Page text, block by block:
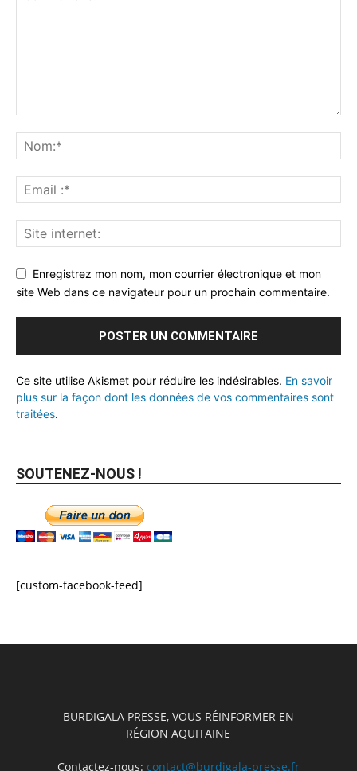
Enregistrez mon nom, mon courrier électronique et mon
site Web dans ce navigateur pour un prochain commentaire.
Ce site utilise Akismet pour réduire les indésirables. En savoir
plus sur la façon dont les données de vos commentaires sont
traitées.
SOUTENEZ-NOUS !
[custom-facebook-feed]
BURDIGALA PRESSE, VOUS RÉINFORMER EN
RÉGION AQUITAINE
Contactez-nous: contact@burdigala-presse.fr